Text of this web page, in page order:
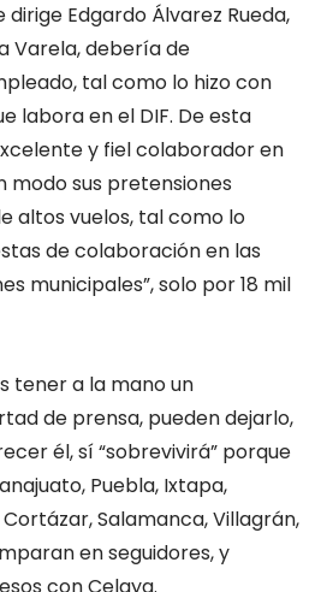
Edgardo Álvarez Rueda,
Varela, debería de
tal como lo hizo con
labora en el DIF. De esta
y fiel colaborador en
modo sus pretensiones
altos vuelos, tal como lo
de colaboración en las
municipales”, solo por 18 mil
tener a la mano un
de prensa, pueden dejarlo,
él, sí “sobrevivirá” porque
Puebla, Ixtapa,
Salamanca, Villagrán,
en seguidores, y